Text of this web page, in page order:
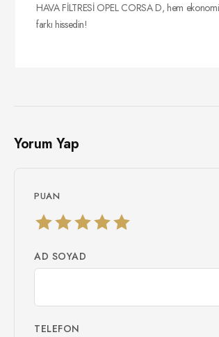
HAVA FİLTRESİ OPEL CORSA D, hem
farkı hissedin!
Yorum Yap
PUAN
AD SOYAD
TELEFON